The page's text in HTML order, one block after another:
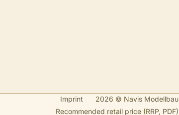
Imprint
2026 © Navis Modellbau
Recommended retail price (RRP, PDF)